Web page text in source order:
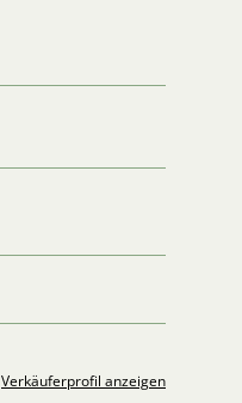
Verkäuferprofil anzeigen